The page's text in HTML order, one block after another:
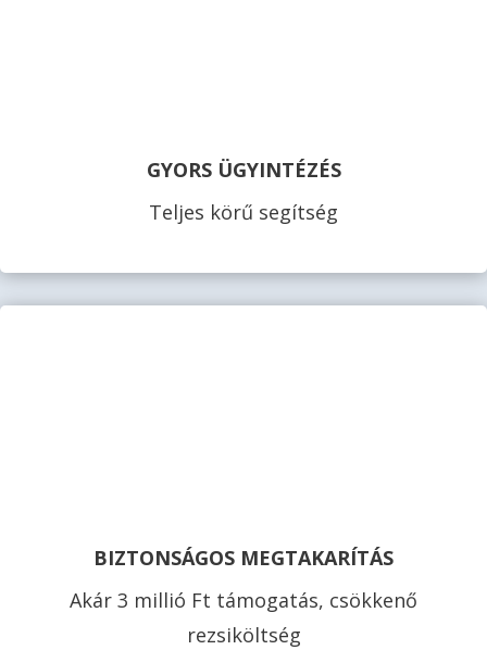
GYORS ÜGYINTÉZÉS
Teljes körű segítség
BIZTONSÁGOS MEGTAKARÍTÁS
Akár 3 millió Ft támogatás, csökkenő
rezsiköltség